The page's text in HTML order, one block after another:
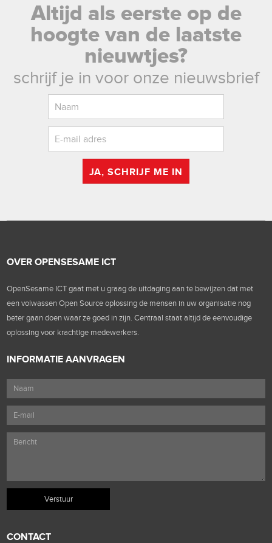
Altijd als eerste op de
hoogte van de laatste
nieuwtjes?
schrijf je in voor onze nieuwsbrief
JA, SCHRIJF ME IN
OVER OPENSESAME ICT
OpenSesame ICT gaat met u graag de uitdaging aan te bewijzen dat met
een volwassen Open Source oplossing de mensen in uw organisatie nog
beter gaan doen waar ze goed in zijn. Centraal staat altijd de eenvoudige
oplossing voor krachtige medewerkers.
INFORMATIE AANVRAGEN
CONTACT